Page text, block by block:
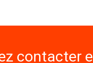
contacter